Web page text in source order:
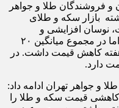
و فروشندگان طلا و جواهر
بازار سکه و طلای
نوسان افزایشی و
کاهشیدر بازار طلای جهانی بسیار بود؛ اما در مجموع میانگین ٢٠
کاهش قیمت داشت. در
و جواهر تهران ادامه داد:
کاهشی قیمت سکه و طلا را